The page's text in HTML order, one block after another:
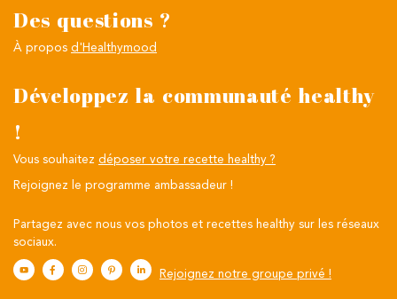
Des questions ?
À propos d'Healthymood
Développez la communauté healthy
!
Vous souhaitez déposer votre recette healthy ?
Rejoignez le programme ambassadeur !
Partagez avec nous vos photos et recettes healthy sur les réseaux
sociaux.
Rejoignez notre groupe privé !